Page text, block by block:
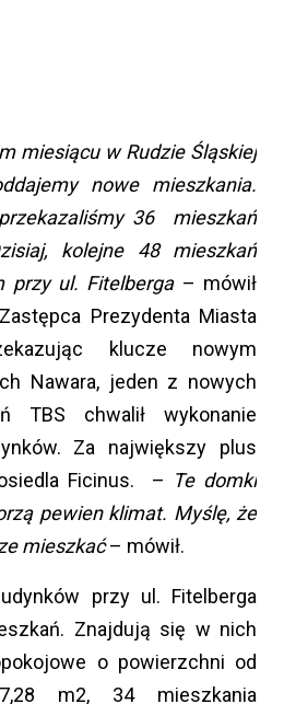
miesiącu w Rudzie Śląskiej
nowe mieszkania.
36 mieszkań
kolejne 48 mieszkań
przy ul. Fitelberga– mówił
Prezydenta Miasta
klucze nowym
Nawara, jeden z nowych
TBS chwalił wykonanie
Za największy plus
Ficinus. – Te domki
pewien klimat. Myślę, że
mieszkać– mówił.
przy ul. Fitelberga
Znajdują się w nich
o powierzchni od
m2, 34 mieszkania